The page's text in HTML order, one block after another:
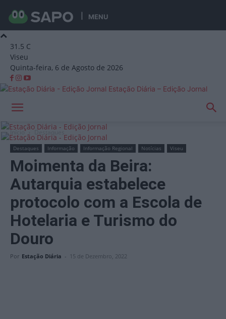
MENU
31.5 C
Viseu
Quinta-feira, 6 de Agosto de 2026
Estação Diária – Edição Jornal
Início Destaques
Destaques Informação Informação Regional Notícias Viseu
Moimenta da Beira:
Autarquia estabelece
protocolo com a Escola de
Hotelaria e Turismo do
Douro
Por Estação Diária - 15 de Dezembro, 2022